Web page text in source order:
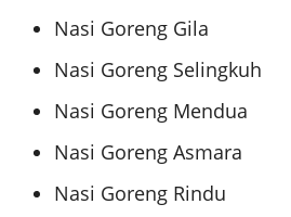
Nasi Goreng Gila
Nasi Goreng Selingkuh
Nasi Goreng Mendua
Nasi Goreng Asmara
Nasi Goreng Rindu